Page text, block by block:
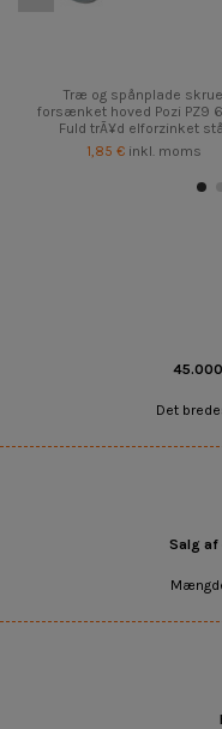
Træ og spånplade skrue
forsænket hoved Pozi PZ9
Fuld trÃ¥d elforzinket
1,85 € inkl. moms
Det
Salg af